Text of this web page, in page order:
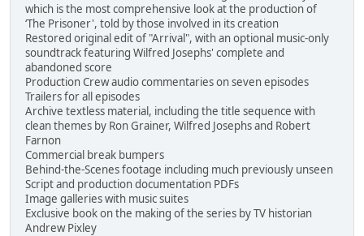
which is the most comprehensive look at the production of
‘The Prisoner', told by those involved in its creation
Restored original edit of "Arrival", with an optional music-only
soundtrack featuring Wilfred Josephs' complete and
abandoned score
Production Crew audio commentaries on seven episodes
Trailers for all episodes
Archive textless material, including the title sequence with
clean themes by Ron Grainer, Wilfred Josephs and Robert
Farnon
Commercial break bumpers
Behind-the-Scenes footage including much previously unseen
Script and production documentation PDFs
Image galleries with music suites
Exclusive book on the making of the series by TV historian
Andrew Pixley